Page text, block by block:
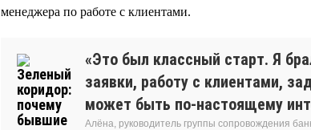
менеджера по работе с клиентами.
«Это был классный старт. Я
заявки, работу с клиентами,
может быть по-настоящему
Алёна, руководитель группы сопровождения